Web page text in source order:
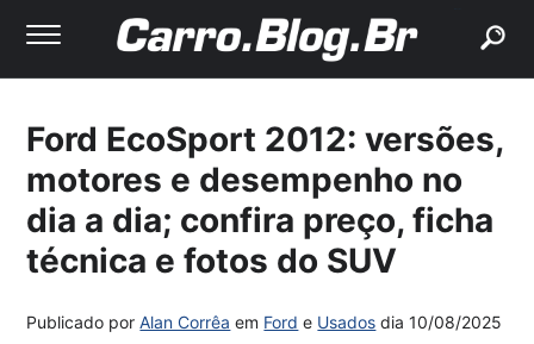
Ford EcoSport 2012: versões,
motores e desempenho no
dia a dia; confira preço, ficha
técnica e fotos do SUV
Publicado porAlan Corrêa em Ford e Usados dia10/08/2025